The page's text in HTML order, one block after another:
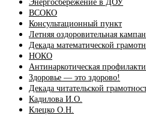
Энергосбережение в ДОУ
ВСОКО
Консультационный пункт
Летняя оздоровительная
Декада математической
НОКО
Антинаркотическая
Здоровье — это здорово!
Декада читательской
Кадилова И.О.
Клецко О.Н.